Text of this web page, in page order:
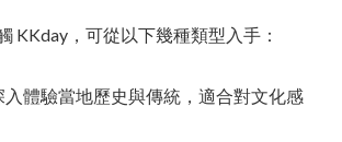
KKday，可從以下幾種類型入手：
入體驗當地歷史與傳統，適合對文化感